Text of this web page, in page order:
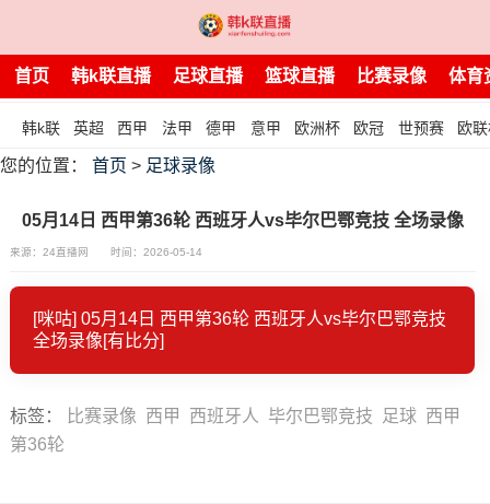
首页 韩k联直播 足球直播 篮球直播 比赛录像 体育
韩k联 英超 西甲 法甲 德甲 意甲 欧洲杯 欧冠 世预赛 欧
您的位置： 首页 > 足球录像
05月14日 西甲第36轮 西班牙人vs毕尔巴鄂竞技 全场录像
来源：24直播网 时间：2026-05-14
[咪咕] 05月14日 西甲第36轮 西班牙人vs毕尔巴鄂竞技
全场录像[有比分]
标签 ： 比赛录像 西甲 西班牙人 毕尔巴鄂竞技 足球 西甲
第36轮